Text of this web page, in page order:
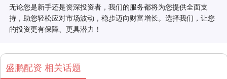
无论您是新手还是资深投资者，我们的服务都将为您提供全面支
持，助您轻松应对市场波动，稳步迈向财富增长。选择我们，让您
的投资更有保障、更具潜力！
盛鹏配资 相关话题